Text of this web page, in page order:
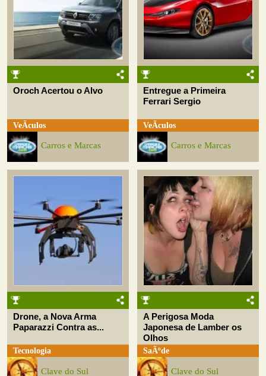
Oroch Acertou o Alvo
VeÃ­culos
Carros e Marcas
Entregue a Primeira
Ferrari Sergio
VeÃ­culos
Carros e Marcas
Drone, a Nova Arma
Paparazzi Contra as...
Tecnologia
Clave do Sul
A Perigosa Moda
Japonesa de Lamber os
Olhos
SaÃºde
Clave do Sul